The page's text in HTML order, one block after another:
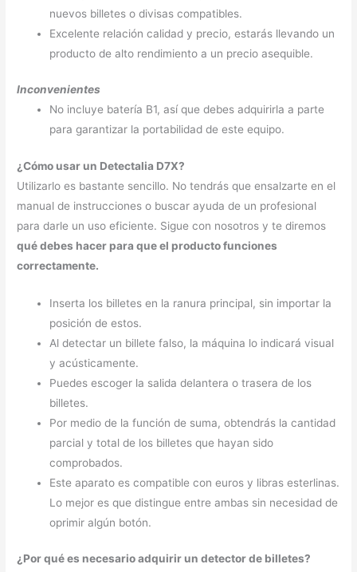
nuevos billetes o divisas compatibles.
Excelente relación calidad y precio, estarás llevando un
producto de alto rendimiento a un precio asequible.
Inconvenientes
No incluye batería B1, así que debes adquirirla a parte
para garantizar la portabilidad de este equipo.
¿Cómo usar un Detectalia D7X?
Utilizarlo es bastante sencillo. No tendrás que ensalzarte en el
manual de instrucciones o buscar ayuda de un profesional
para darle un uso eficiente. Sigue con nosotros y te diremos
qué debes hacer para que el producto funciones
correctamente.
Inserta los billetes en la ranura principal, sin importar la
posición de estos.
Al detectar un billete falso, la máquina lo indicará visual
y acústicamente.
Puedes escoger la salida delantera o trasera de los
billetes.
Por medio de la función de suma, obtendrás la cantidad
parcial y total de los billetes que hayan sido
comprobados.
Este aparato es compatible con euros y libras esterlinas.
Lo mejor es que distingue entre ambas sin necesidad de
oprimir algún botón.
¿Por qué es necesario adquirir un detector de billetes?